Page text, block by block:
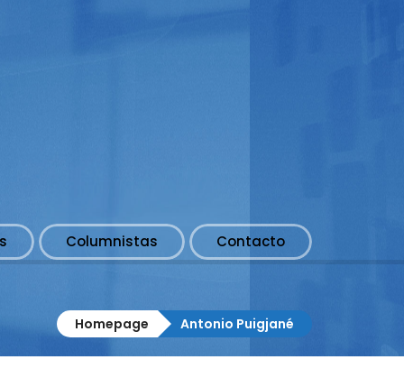
Columnistas Contacto
Homepage Antonio Puigjané